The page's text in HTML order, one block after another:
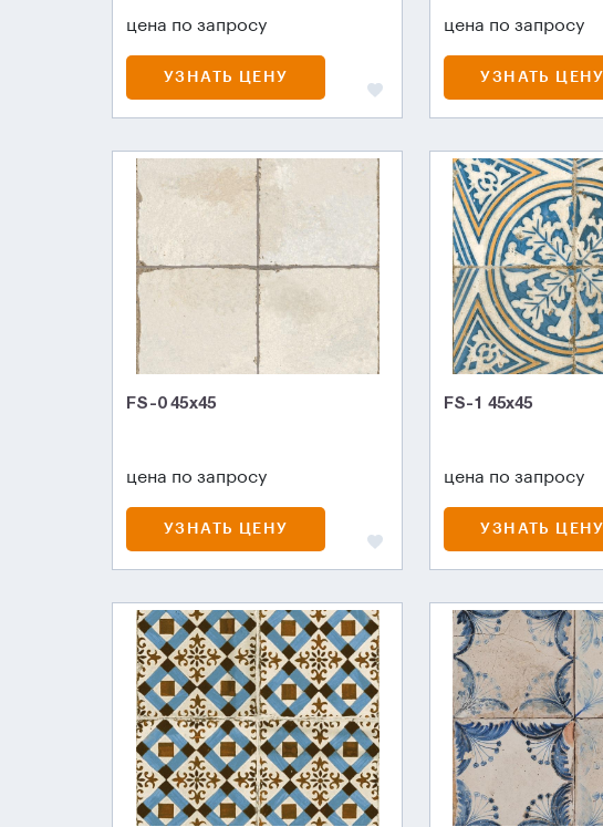
цена по запросу
УЗНАТЬ ЦЕНУ
цена по запросу
УЗНАТЬ ЦЕНУ
FS-0 45x45
цена по запросу
УЗНАТЬ ЦЕНУ
FS-1 45х45
цена по запросу
УЗНАТЬ ЦЕНУ